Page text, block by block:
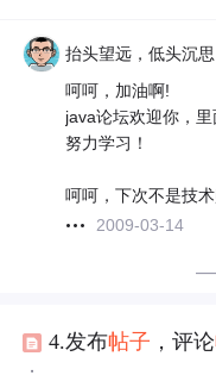
抬头望远，低头沉思
呵呵，加油啊!
java论坛欢迎你，里
努力学习！
呵呵，下次不是技
2009-03-14
4.发布帖子 ，评论